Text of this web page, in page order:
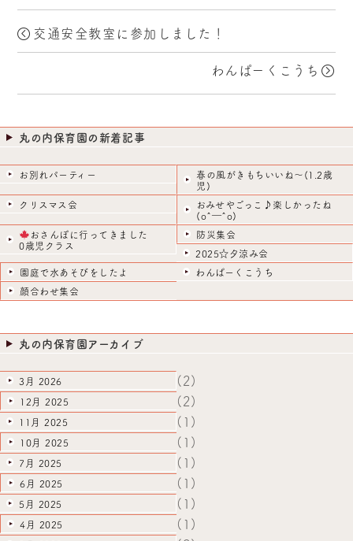
ー
交通安全教室に参加しました！
わんぱーくこうち
丸の内保育園の新着記事
お別れパーティー
春の風がきもちいいね～(1.2歳
児)
クリスマス会
おみせやごっこ♪楽しかったね
(o^―^o)
おさんぽに行ってきました
0歳児クラス
防災集会
2025☆夕涼み会
園庭で水あそびをしたよ
わんぱーくこうち
顔合わせ集会
丸の内保育園アーカイブ
3月 2026 (2)
12月 2025 (2)
11月 2025 (1)
10月 2025 (1)
7月 2025 (1)
6月 2025 (1)
5月 2025 (1)
4月 2025 (1)